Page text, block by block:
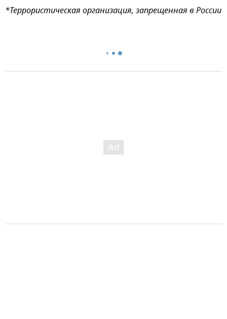
*Террористическая организация, запрещенная в России